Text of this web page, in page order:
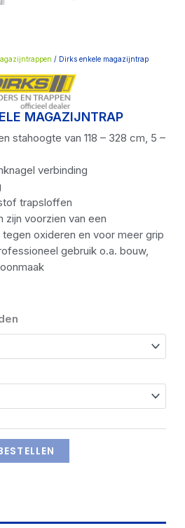
/ Dirks enkele magazijntrap
MAGAZIJNTRAP
stahoogte van 118 – 328 cm, 5 –
verbinding
trapsloffen
zijn voorzien van een
oxideren en voor meer grip
gebruik o.a. bouw,